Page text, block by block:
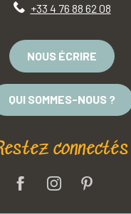
+33 4 76 88 62 08
NOUS ÉCRIRE
QUI SOMMES-NOUS ?
connectés